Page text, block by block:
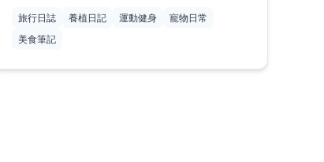
旅行日誌 養植日記 運動健身
寵物日常
美食筆記